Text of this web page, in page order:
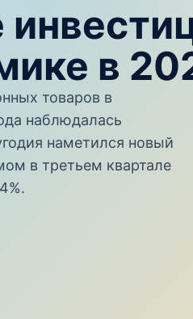
в
товаров в
наблюдалась
наметился новый
в третьем квартале